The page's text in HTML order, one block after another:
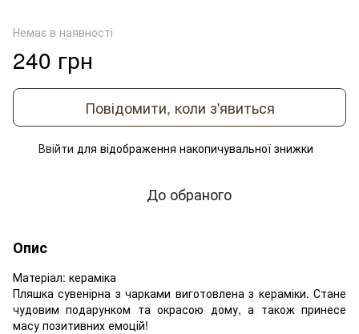
Немає в наявності
240 грн
Повідомити, коли з'явиться
Ввійти для відображення накопичувальної знижки
До обраного
Опис
Матеріал: кераміка
Пляшка сувенірна з чарками виготовлена з кераміки. Стане
чудовим подарунком та окрасою дому, а також принесе
масу позитивних емоцій!